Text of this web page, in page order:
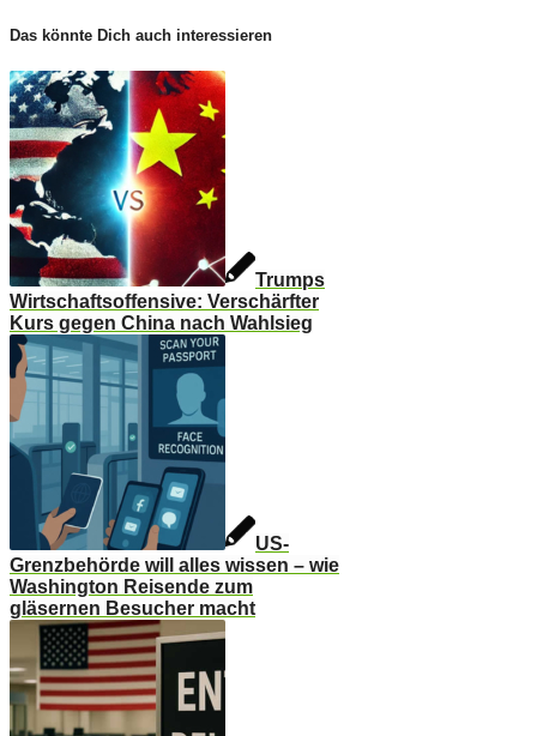
Das könnte Dich auch interessieren
Trumps
Wirtschaftsoffensive: Verschärfter
Kurs gegen China nach Wahlsieg
US-
Grenzbehörde will alles wissen – wie
Washington Reisende zum
gläsernen Besucher macht